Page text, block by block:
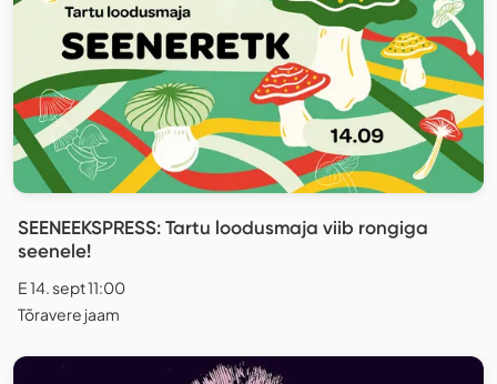
SEENEEKSPRESS: Tartu loodusmaja viib rongiga
seenele!
E 14. sept 11:00
Tõravere jaam